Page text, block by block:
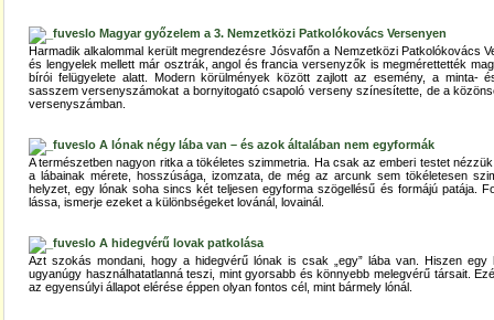
Magyar győzelem a 3. Nemzetközi Patkolókovács Versenyen
Harmadik alkalommal került megrendezésre Jósvafőn a Nemzetközi Patkolókovács
és lengyelek mellett már osztrák, angol és francia versenyzők is megmérettették
bírói felügyelete alatt. Modern körülmények között zajlott az esemény, a minta-
sasszem versenyszámokat a bornyitogató csapoló verseny színesítette, de a
versenyszámban.
A lónak négy lába van – és azok általában nem egyformák
A természetben nagyon ritka a tökéletes szimmetria. Ha csak az emberi testet
a lábainak mérete, hosszúsága, izomzata, de még az arcunk sem tökéletesen
helyzet, egy lónak soha sincs két teljesen egyforma szögellésű és formájú patája.
lássa, ismerje ezeket a különbségeket lovánál, lovainál.
A hidegvérű lovak patkolása
Azt szokás mondani, hogy a hidegvérű lónak is csak „egy” lába van. Hiszen egy
ugyanúgy használhatatlanná teszi, mint gyorsabb és könnyebb melegvérű társait.
az egyensúlyi állapot elérése éppen olyan fontos cél, mint bármely lónál.